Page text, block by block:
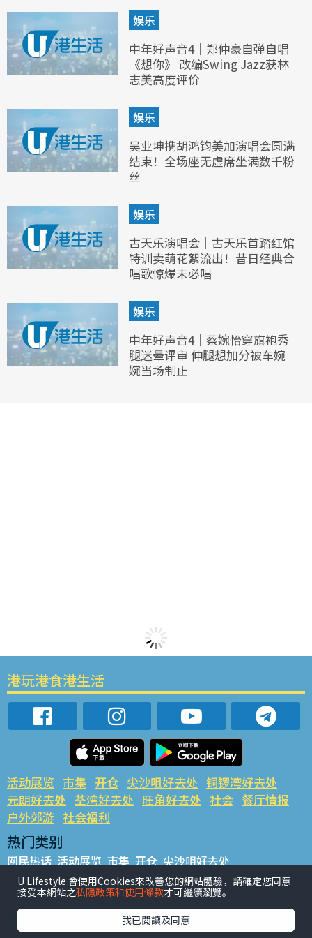
娱乐
中年好声音4｜郑仲豪自弹自唱
《想你》 改编Swing Jazz获林
志美高度评价
娱乐
吴业坤携胡鸿钧美加演唱会圆满
结束！全场座无虚席坐满数千粉
丝
娱乐
古天乐演唱会｜古天乐首踏红馆
特训卖萌花絮流出！昔日经典合
唱歌惊爆未必唱
娱乐
中年好声音4｜蔡婉怡穿旗袍秀
腿迷晕评审 伸腿想加分被车婉
婉当场制止
港玩港食港生活
活动展览 市集 开仓 尖沙咀好去处 铜锣湾好去处
元朗好去处 荃湾好去处 旺角好去处 社会 餐厅情报
户外郊游 社会福利
热门类别
网民热话 活动展览 市集 开仓 尖沙咀好去处
铜锣湾好去处 元朗好去处 荃湾好去处 旺角好去处 社会
餐厅情报 户外郊游
热门标签
U Lifestyle 會使用Cookies來改善您的網站體驗，請確定您同意
接受本網站之私隱政策和使用條款才可繼續瀏覽。
我已閱讀及同意